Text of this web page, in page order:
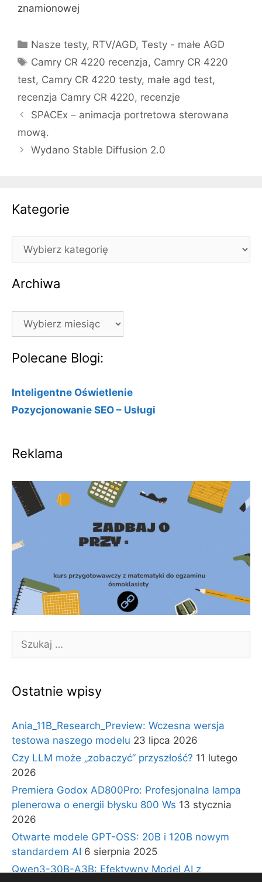
znamionowej
Kategorie
Nasze testy, RTV/AGD,Testy - małe AGD
Tagi
Camry CR 4220 recenzja, Camry CR 4220
test, Camry CR 4220 testy, małe agd test,
recenzja Camry CR 4220, recenzje
SPACEx – animacja portretowa sterowana
mową.
Wydano Stable Diffusion 2.0
Kategorie
Kategorie
Archiwa
Archiwa
Polecane Blogi:
Inteligentne Oświetlenie
Pozycjonowanie SEO – Usługi
Reklama
Szukaj:
Ostatnie wpisy
Ania_11B_Research_Preview: Wczesna wersja
testowa naszego modelu 23 lipca 2026
Czy LLM może „zobaczyć” przyszłość? 11 lutego
2026
Premiera Godox AD800Pro: Profesjonalna lampa
plenerowa o energii błysku 800 Ws 13 stycznia
2026
Otwarte modele GPT-OSS: 20B i 120B nowym
standardem AI 6 sierpnia 2025
Qwen3-30B-A3B: Efektywny Model AI z